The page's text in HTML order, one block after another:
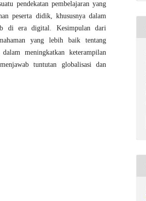
pendekatan pembelajaran yang
peserta didik, khususnya dalam
di era digital. Kesimpulan dari
yang lebih baik tentang
meningkatkan keterampilan
tuntutan globalisasi dan